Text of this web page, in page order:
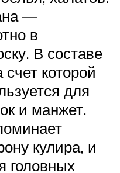
—
в
В составе
которой
для
и манжет.
кулира, и
головных